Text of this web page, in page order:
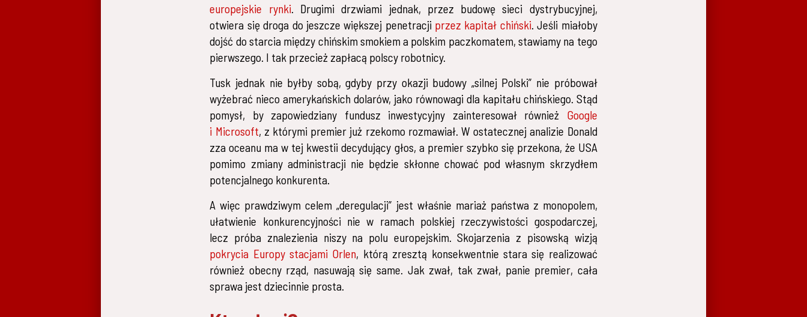
europejskie rynki . Drugimi drzwiami jednak, przez budowę sieci dystrybucyjnej,
otwiera się droga do jeszcze większej penetracji przez kapitał chiński . Jeśli miałoby
dojść do starcia między chińskim smokiem a polskim paczkomatem, stawiamy na tego
pierwszego. I tak przecież zapłacą polscy robotnicy.
Tusk jednak nie byłby sobą, gdyby przy okazji budowy „silnej Polski” nie próbował
wyżebrać nieco amerykańskich dolarów, jako równowagi dla kapitału chińskiego. Stąd
pomysł, by zapowiedziany fundusz inwestycyjny zainteresował również Google
i Microsoft, z którymi premier już rzekomo rozmawiał. W ostatecznej analizie Donald
zza oceanu ma w tej kwestii decydujący głos, a premier szybko się przekona, że USA
pomimo zmiany administracji nie będzie skłonne chować pod własnym skrzydłem
potencjalnego konkurenta.
A więc prawdziwym celem „deregulacji” jest właśnie mariaż państwa z monopolem,
ułatwienie konkurencyjności nie w ramach polskiej rzeczywistości gospodarczej,
lecz próba znalezienia niszy na polu europejskim. Skojarzenia z pisowską wizją
pokrycia Europy stacjami Orlen, którą zresztą konsekwentnie stara się realizować
również obecny rząd, nasuwają się same. Jak zwał, tak zwał, panie premier, cała
sprawa jest dziecinnie prosta.